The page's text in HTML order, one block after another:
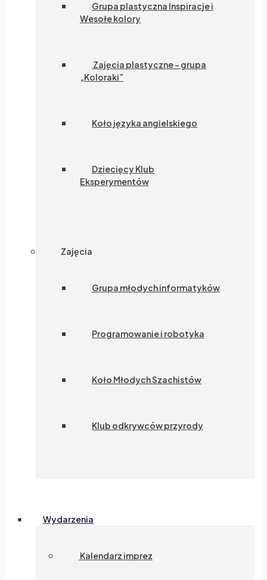
Grupa plastyczna Inspiracje i
Wesołe kolory
Zajęcia plastyczne – grupa
„Koloraki”
Koło języka angielskiego
Dziecięcy Klub
Eksperymentów
Zajęcia
Grupa młodych informatyków
Programowanie i robotyka
Koło Młodych Szachistów
Klub odkrywców przyrody
Wydarzenia
Kalendarz imprez